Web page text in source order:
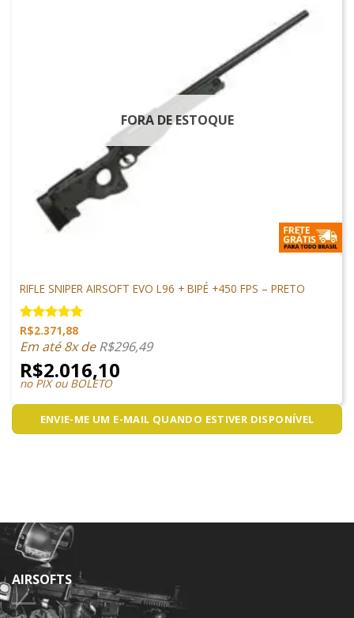
FORA DE ESTOQUE
RIFLE SNIPER AIRSOFT EVO L96 + BIPÉ +450 FPS – PRETO
Avaliação
5.00 de 5
R$2.371,88
Em até 8x deR$296,49
R$2.016,10
no PIX ou BOLETO
ENVIE-ME UM E-MAIL QUANDO ESTIVER DISPONÍVEL
AIRSOFTS